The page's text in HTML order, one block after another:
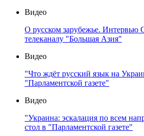
Видео
О русском зарубежье. Интервью
телеканалу "Большая Азия"
Видео
"Что ждёт русский язык на
"Парламентской газете"
Видео
"Украина: эскалация по всем
стол в "Парламентской газете"